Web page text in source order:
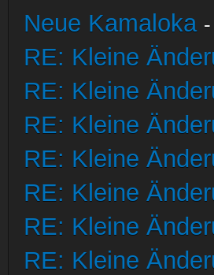
Neue Kamaloka
RE: Kleine
RE: Kleine
RE: Kleine
RE: Kleine
RE: Kleine
RE: Kleine
RE: Kleine